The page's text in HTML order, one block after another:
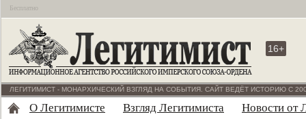
Бесплатно
16+
ЛЕГИТИМИСТ - МОНАРХИЧЕСКИЙ ВЗГЛЯД НА СОБЫТИЯ. САЙТ ВЕДЁТ ИСТОРИЮ С
О Легитимисте Взгляд Легитимиста Новости от